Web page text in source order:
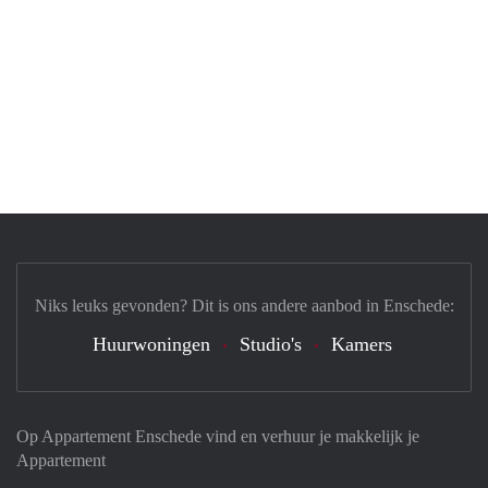
Op Appartement Enschede vind en verhuur je makkelijk je
Appartement
Niks leuks gevonden? Dit is ons andere aanbod in Enschede:
Huurwoningen Studio's Kamers